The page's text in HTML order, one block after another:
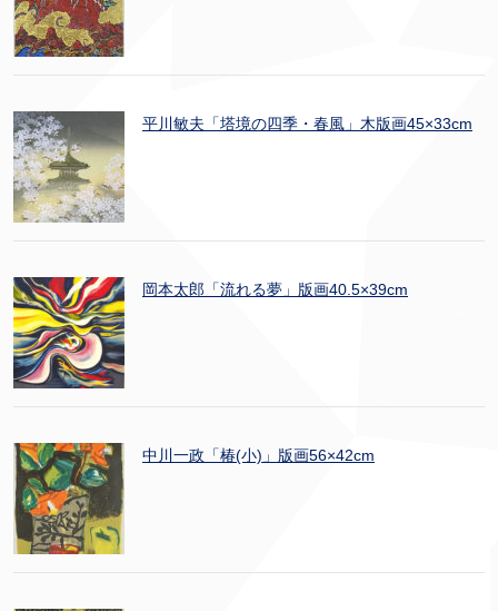
平川敏夫「塔境の四季・春風」木版画45×33cm
岡本太郎「流れる夢」版画40.5×39cm
中川一政「椿(小)」版画56×42cm